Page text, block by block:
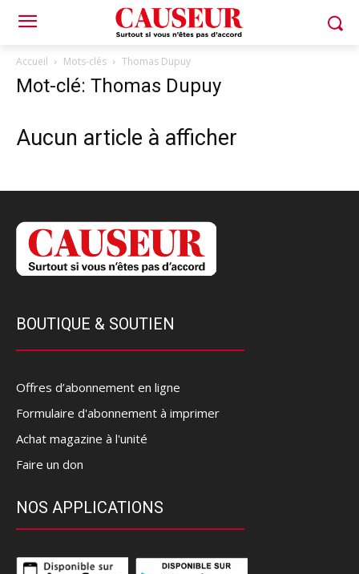
Accueil Mots-clés Thomas Dupuy
Mot-clé: Thomas Dupuy
Aucun article à afficher
BOUTIQUE & SOUTIEN
Offres d’abonnement en ligne
Formulaire d'abonnement à imprimer
Achat magazine à l'unité
Faire un don
NOS APPLICATIONS